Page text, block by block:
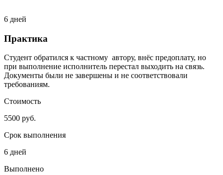
6 дней
Практика
Студент обратился к частному автору, внёс предоплату, но
при выполнение исполнитель перестал выходить на связь.
Документы были не завершены и не соответствовали
требованиям.
Стоимость
5500 руб.
Срок выполнения
6 дней
Выполнено